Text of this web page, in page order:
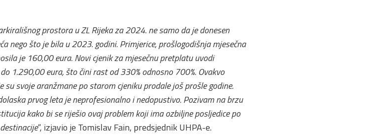
prostora u ZL Rijeka za 2024. ne samo da je donesen
nego što je bila u 2023. godini. Primjerice, prošlogodišnja mjesečna
je 160,00 eura. Novi cjenik za mjesečnu pretplatu uvodi
1.290,00 eura, što čini rast od 330% odnosno 700%. Ovakvo
svoje aranžmane po starom cjeniku prodale još prošle godine.
prvog leta je neprofesionalno i nedopustivo. Pozivam na brzu
kako bi se riješio ovaj problem koji ima ozbiljne posljedice po
“, izjavio je Tomislav Fain, predsjednik UHPA-e.